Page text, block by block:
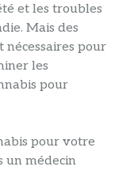
et les troubles
Mais des
nécessaires pour
les
pour
pour votre
un médecin